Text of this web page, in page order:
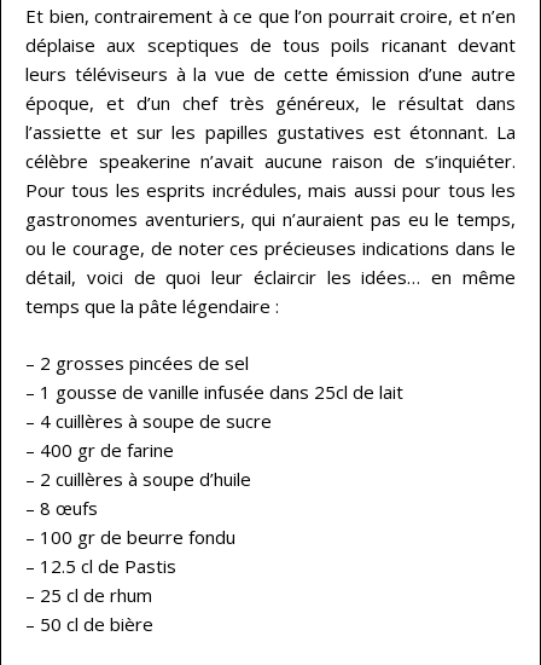
Et bien, contrairement à ce que l’on pourrait croire, et n’en
déplaise aux sceptiques de tous poils ricanant devant
leurs téléviseurs à la vue de cette émission d’une autre
époque, et d’un chef très généreux, le résultat dans
l’assiette et sur les papilles gustatives est étonnant. La
célèbre speakerine n’avait aucune raison de s’inquiéter.
Pour tous les esprits incrédules, mais aussi pour tous les
gastronomes aventuriers, qui n’auraient pas eu le temps,
ou le courage, de noter ces précieuses indications dans le
détail, voici de quoi leur éclaircir les idées… en même
temps que la pâte légendaire :
– 2 grosses pincées de sel
– 1 gousse de vanille infusée dans 25cl de lait
– 4 cuillères à soupe de sucre
– 400 gr de farine
– 2 cuillères à soupe d’huile
– 8 œufs
– 100 gr de beurre fondu
– 12.5 cl de Pastis
– 25 cl de rhum
– 50 cl de bière